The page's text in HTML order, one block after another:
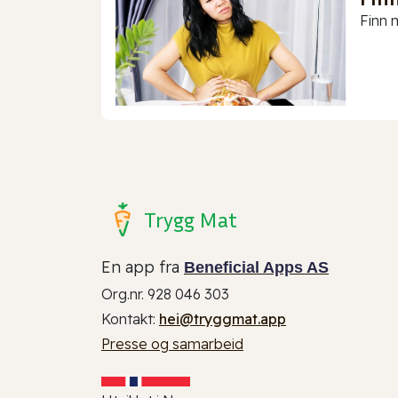
Finn
Trygg Mat
En app fra Beneficial Apps AS
Org.nr. 928 046 303
Kontakt: hei@tryggmat.app
Presse og samarbeid